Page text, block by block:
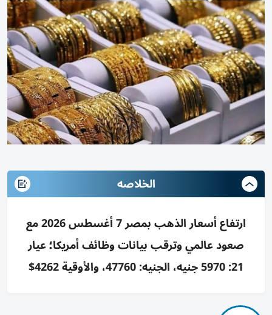
الخلاصه
ارتفاع أسعار الذهب بمصر 7 أغسطس 2026 مع
صعود عالمي وترقب بيانات وظائف أمريكا؛ عيار
21: 5970 جنيه، الجنيه: 47760، والأوقية 4262$